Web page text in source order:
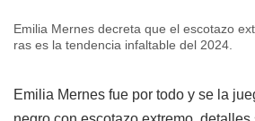
Emilia Mernes decreta que el escotazo
ras es la tendencia infaltable del 2024.
Emilia Mernes fue por todo y se la